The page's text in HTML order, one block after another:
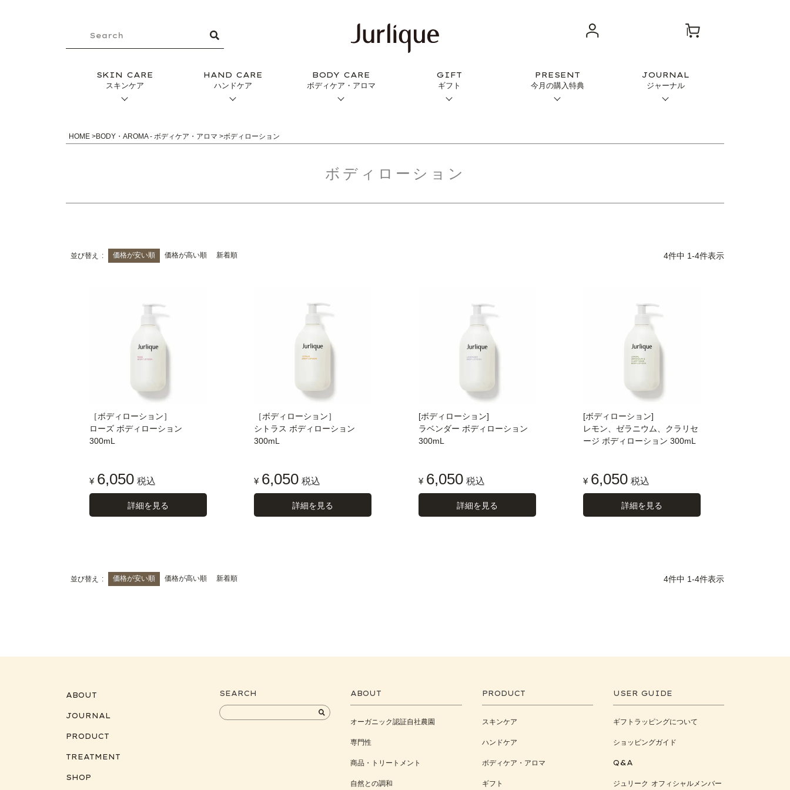
SKIN CARE
スキンケア
HAND CARE
ハンドケア
BODY CARE
ボディケア・アロマ
GIFT
ギフト
PRESENT
今月の購入特典
JOURNAL
ジャーナル
HOME BODY・AROMA - ボディケア・アロマ ボディローション
ボディローション
並び替え 価格が安い順 価格が高い順 新着順 4件中 1-4件表示
［ボディローション］
ローズ ボディローション
300mL
¥ 6,050 税込
詳細を見る
［ボディローション］
シトラス ボディローション
300mL
¥ 6,050 税込
詳細を見る
[ボディローション]
ラベンダー ボディローション
300mL
¥ 6,050 税込
詳細を見る
[ボディローション]
レモン、ゼラニウム、クラリセ
ージ ボディローション 300mL
¥ 6,050 税込
詳細を見る
並び替え 価格が安い順 価格が高い順 新着順 4件中 1-4件表示
ABOUT
JOURNAL
PRODUCT
TREATMENT
SHOP
SEARCH ABOUT
オーガニック認証自社農園
専門性
商品・トリートメント
自然との調和
PRODUCT
スキンケア
ハンドケア
ボディケア・アロマ
ギフト
USER GUIDE
ギフトラッピングについて
ショッピングガイド
Q&A
ジュリーク オフィシャルメンバー